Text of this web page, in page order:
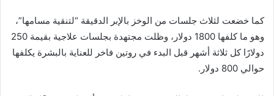
كما خضعت لثلاث جلسات من الوخز بالإبر الدقيقة “لتنقية مسامها”،
وهو ما كلفها 1800 دولار، وظلت مجتهدة بجلسات علاجية بقيمة 250
دولارًا كل ثلاثة أشهر قبل البدء في روتين فاخر للعناية بالبشرة يكلفها
حوالي 800 دولار.